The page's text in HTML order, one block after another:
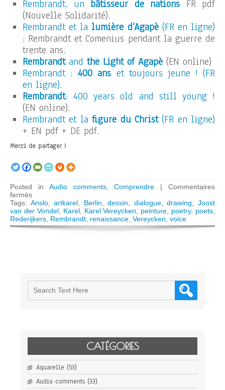
Rembrandt, un bâtisseur de nations FR pdf
(Nouvelle Solidarité).
Rembrandt et la lumière d’Agapè(FR en ligne)
: Rembrandt et Comenius pendant la guerre de
trente ans.
Rembrandtand the Light of Agapè (EN online)
Rembrandt : 400 ans et toujours jeune ! (FR
en ligne).
Rembrandt: 400 years old and still young !
(EN online).
Rembrandt et lafigure du Christ(FR en ligne)
+ EN pdf + DE pdf.
Merci de partager !
Posted in Audio comments,Comprendre |Commentaires
ferméssur
AUDIO
–
Rembrandt
painting
Tags: Anslo,artkarel Berlin ,dessin dialogue,drawing ,Joost
van der Vondel, Karel, Karel Vereycken peinture poetry, poets
Rederijkers Rembrandt renaissance Vereycken voice
CATÉGORIES
Aquarelle (53)
Audio comments (33)